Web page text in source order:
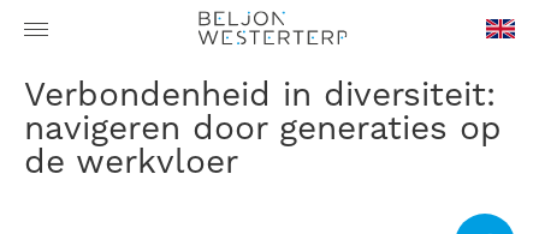
GB
Verbondenheid in diversiteit:
navigeren door generaties op
de werkvloer